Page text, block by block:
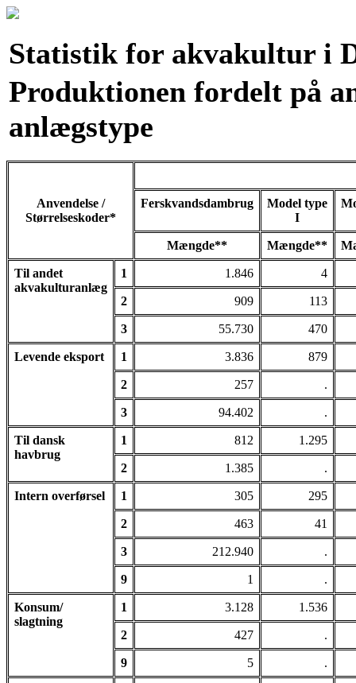
Statistik for akvakultur i
Produktionen fordelt på
anlægstype
Anvendelse /
Størrelseskoder*
Ferskvandsdambrug
Model type
I
Mængde** Mængde**
Til andet
akvakulturanlæg
1 1.846 4
2 909 113
3 55.730 470
Levende eksport 1 3.836 879
2 257 .
3 94.402 .
Til dansk
havbrug
1 812 1.295
2 1.385 .
Intern overførsel 1 305 295
2 463 41
3 212.940 .
9 1 .
Konsum/
slagtning
1 3.128 1.536
2 427 .
9 5 .